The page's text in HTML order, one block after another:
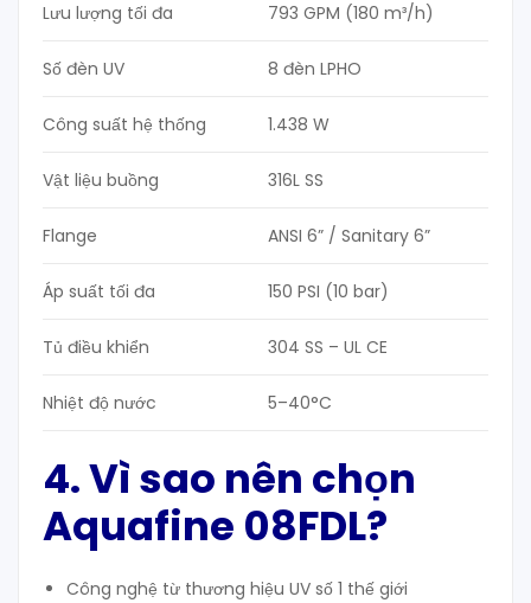
Lưu lượng tối đa 793 GPM (180 m³/h)
Số đèn UV 8 đèn LPHO
Công suất hệ thống 1.438 W
Vật liệu buồng 316L SS
Flange ANSI 6” / Sanitary 6”
Áp suất tối đa 150 PSI (10 bar)
Tủ điều khiển 304 SS – UL CE
Nhiệt độ nước 5–40°C
4. Vì sao nên chọn
Aquafine 08FDL?
Công nghệ từ thương hiệu UV số 1 thế giới